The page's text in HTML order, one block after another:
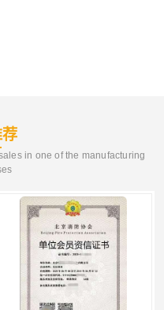
in one of the manufacturing